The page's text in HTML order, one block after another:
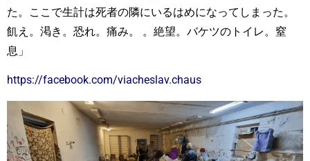
た。ここで生計は死者の隣にいるはめになってしまった。
飢え。渇き。恐れ。痛み。 。絶望。バケツのトイレ。窒
息」
https://facebook.com/viacheslav.chaus